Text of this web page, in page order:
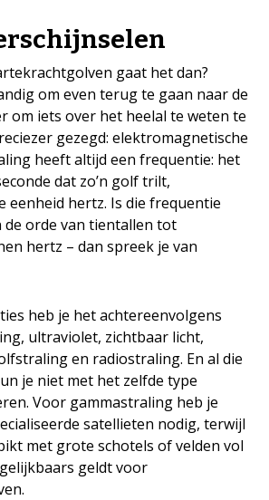
gaat het dan?
om even terug te gaan naar de
om iets over het heelal te weten te
gezegd: elektromagnetische
heeft altijd een frequentie: het
dat zo’n golf trilt,
eenheid hertz. Is die frequentie
de orde van tientallen tot
hertz – dan spreek je van
heb je het achtereenvolgens
ultraviolet, zichtbaar licht,
en radiostraling. En al die
je niet met het zelfde type
Voor gammastraling heb je
satellieten nodig, terwijl
met grote schotels of velden vol
geldt voor